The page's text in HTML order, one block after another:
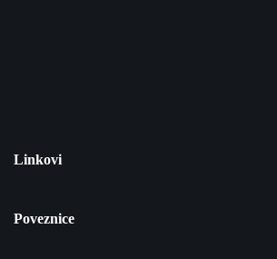
Linkovi
Poveznice